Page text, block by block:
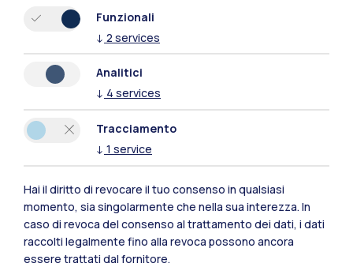
Polimi Community
Residenze Frontiere
Funzionali
↓ 2 services
Analitici
↓ 4 services
Tracciamento
↓ 1 service
Hai il diritto di revocare il tuo consenso in qualsiasi
momento, sia singolarmente che nella sua interezza. In
caso di revoca del consenso al trattamento dei dati, i dati
raccolti legalmente fino alla revoca possono ancora
essere trattati dal fornitore.